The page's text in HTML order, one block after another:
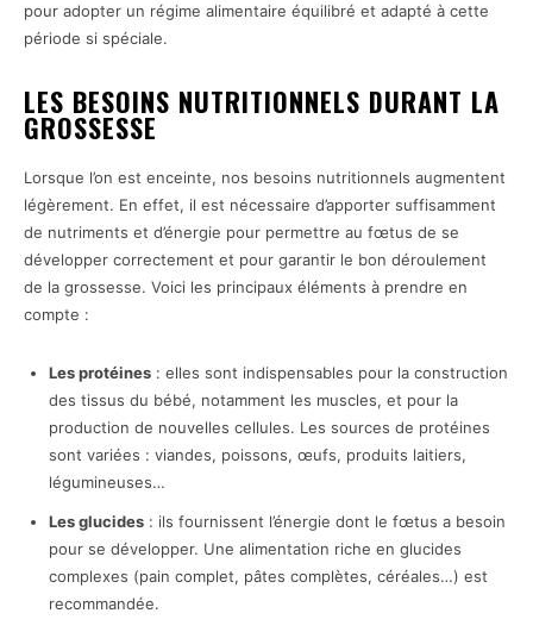
pour adopter un régime alimentaire équilibré et adapté à cette
période si spéciale.
LES BESOINS NUTRITIONNELS DURANT LA
GROSSESSE
Lorsque l’on est enceinte, nos besoins nutritionnels augmentent
légèrement. En effet, il est nécessaire d’apporter suffisamment
de nutriments et d’énergie pour permettre au fœtus de se
développer correctement et pour garantir le bon déroulement
de la grossesse. Voici les principaux éléments à prendre en
compte :
Les protéines : elles sont indispensables pour la construction
des tissus du bébé, notamment les muscles, et pour la
production de nouvelles cellules. Les sources de protéines
sont variées : viandes, poissons, œufs, produits laitiers,
légumineuses…
Les glucides : ils fournissent l’énergie dont le fœtus a besoin
pour se développer. Une alimentation riche en glucides
complexes (pain complet, pâtes complètes, céréales…) est
recommandée.